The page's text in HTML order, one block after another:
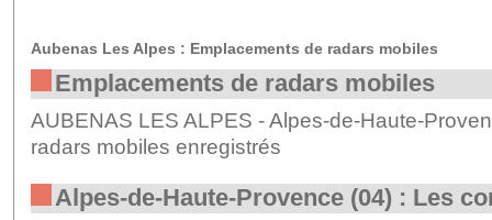
Aubenas Les Alpes : Emplacements de radars mobiles
Emplacements de radars mobiles
AUBENAS LES ALPES - Alpes-de-Haute-
radars mobiles enregistrés
Alpes-de-Haute-Provence (04) : Les